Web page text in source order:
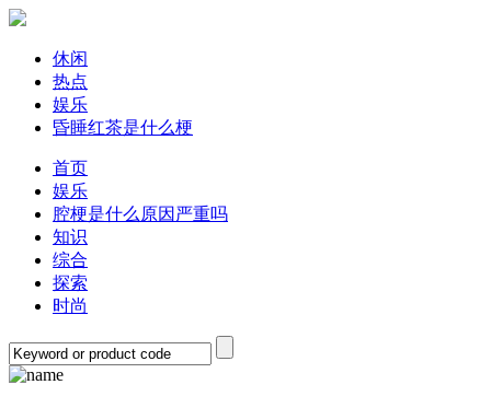
休闲
热点
娱乐
昏睡红茶是什么梗
首页
娱乐
腔梗是什么原因严重吗
知识
综合
探索
时尚